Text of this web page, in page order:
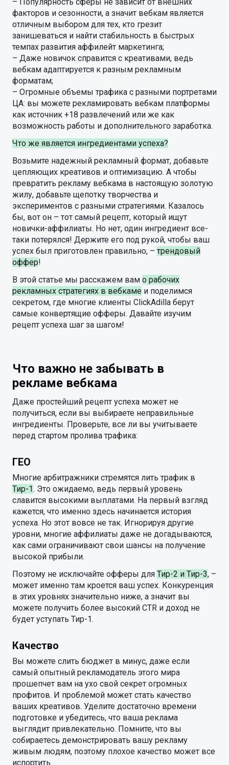
факторов и сезонности, а значит вебкам является
отличным выбором для тех, кто грезит
занишеваться и найти стабильность в быстрых
темпах развития аффилейт маркетинга;
– Даже новичок справится с креативами, ведь
вебкам адаптируется к разным рекламным
форматам;
– Огромные объемы трафика с разными портретами
ЦА: вы можете рекламировать вебкам платформы
как источник +18 развлечений или же как
возможность работы и дополнительного заработка.
Что же является ингредиентами успеха?
Возьмите надежный рекламный формат, добавьте
цепляющих креативов и оптимизацию. А чтобы
превратить рекламу вебкама в настоящую золотую
жилу, добавьте щепотку творчества и
экспериментов с разными стратегиями. Казалось
бы, вот он – тот самый рецепт, который ищут
новички-аффилиаты. Но нет, один ингредиент все-
таки потерялся! Держите его под рукой, чтобы ваш
успех был приготовлен правильно, – трендовый
оффер!
В этой статье мы расскажем вам о рабочих
рекламных стратегиях в вебкаме и поделимся
секретом, где многие клиенты ClickAdilla берут
самые конвертящие офферы. Давайте изучим
рецепт успеха шаг за шагом!
Что важно не забывать в
рекламе вебкама
Даже простейший рецепт успеха может не
получиться, если вы выбираете неправильные
ингредиенты. Проверьте, все ли вы учитываете
перед стартом пролива трафика:
ГЕО
Многие арбитражники стремятся лить трафик в
Тир-1. Это ожидаемо, ведь первый уровень
славится высокими выплатами. На первый взгляд
кажется, что именно здесь начинается история
успеха. Но этот вовсе не так. Игнорируя другие
уровни, многие аффилиаты даже не догадываются,
как сами ограничивают свои шансы на получение
высокой прибыли.
Поэтому не исключайте офферы для Тир-2 и Тир-3, –
может именно там кроется ваш успех. Конкуренция
в этих уровнях значительно ниже, а значит вы
можете получить более высокий CTR и доход не
будет уступать Тир-1.
Качество
Вы можете слить бюджет в минус, даже если
самый опытный рекламодатель этого мира
прошепчет вам на ухо свой секрет огромных
профитов. И проблемой может стать качество
ваших креативов. Уделите достаточно времени
подготовке и убедитесь, что ваша реклама
выглядит привлекательно. Помните, что вы
собираетесь демонстрировать вашу рекламу
живым людям, поэтому плохое качество может все
испортить.